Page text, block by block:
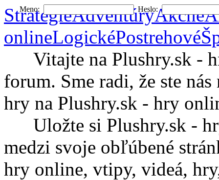
Meno: Heslo:
StratégieAdventúryAkčné
onlineLogickéPostrehové
Vitajte na Plushry.sk -
forum. Sme radi, že ste
hry na Plushry.sk - hry
Uložte si Plushry.sk -
medzi svoje obľúbené
hry online, vtipy, videá,